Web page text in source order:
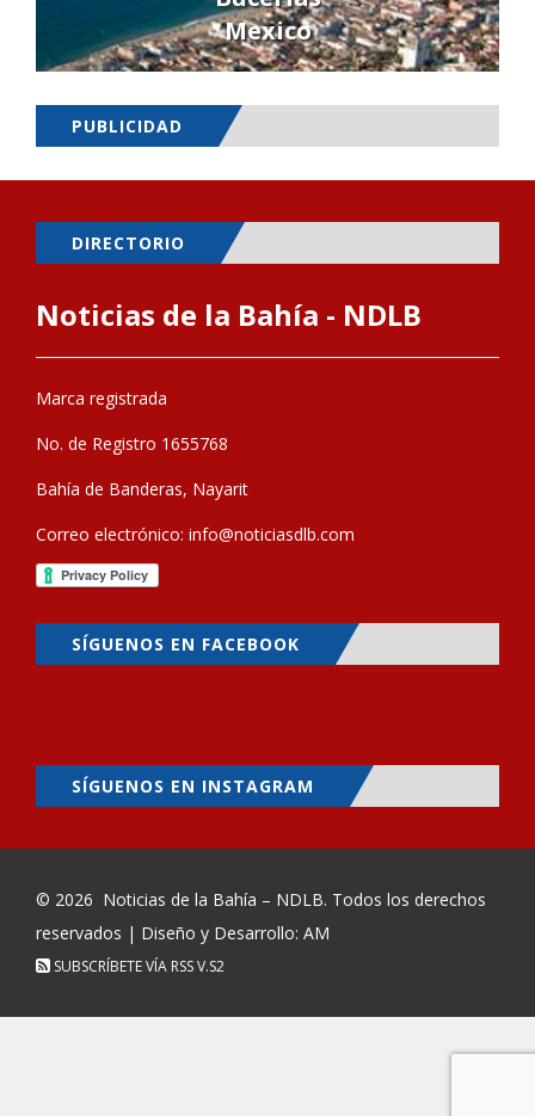
Mexico
PUBLICIDAD
DIRECTORIO
Noticias de la Bahía - NDLB
Marca registrada
No. de Registro 1655768
Bahía de Banderas, Nayarit
Correo electrónico: info@noticiasdlb.com
SÍGUENOS EN FACEBOOK
SÍGUENOS EN INSTAGRAM
© 2026 Noticias de la Bahía – NDLB. Todos los derechos
reservados | Diseño y Desarrollo: AM
SUBSCRÍBETE VÍA RSSV.S2